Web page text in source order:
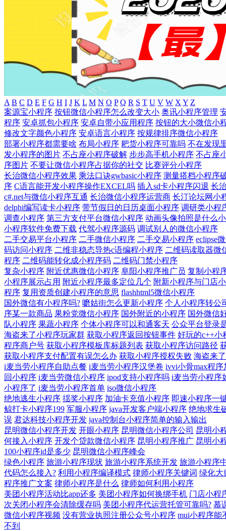
A B C D E F G H I J K L M N O P Q R S T U V W X Y Z
案源宝小程序 按钮微信小程序怎么改变大小 奥讯小程序管理
程序 安卓抓包小程序 安卓自带小应用程序 按钮的大小微信小
修改文字颜色小程序 安卓语言小程序 按规律排序微信小程序
部署小程序都需要啥 布局小程序 耙货小程序可靠吗 不在发现
发小程序的图片 不占座小程序破解 步步高手机小程序 不占座
序图片 不要让微信小程序占据你的社交 比赛评分小程序
长治微信小程序效果 乘法口诀gwbasic小程序 测量搭档小程序
序 C语言能开发小程序操作EXCEL吗 插入sd卡小程序闪退 长
c#.net与微信小程序互通 长治微信小程序运营商 长汀论坛网小
delphi编写读卡小程序 带节假日的日历桌面小程序 调研类小程
调查小程序 第三方支付平台微信小程序 动画头像拍照是什么
小程序软件免费下载 代驾小程序源码 调试别人的微信小程序
二手交易平台小程序 二手微信小程序 二手交易小程序 eclipse
码访问小程序 二维非稳态导热c语编程小程序 二维码读取器微
程序 二维码能转化成小程序码 二维码门禁小程序
复杂小程序 附近优惠微信小程序 阜阳小程序推广员 复制小程
小程序展示占用 附近小程序最多定位几个 附新小程序与门店
程序 复用资质创建小程序的意思 flashhtml5微信小程序
国外微信有小程序吗? 嚰姑街怎么更新小程序 个人小程序转公
序某一款商品 果粉党微信小程序 国外附近的小程序 国外微信
队小程序 果蔬小程序 个体小程序可以和通客天 公众平台登录
海盗来了小程序玩家群 获取小程序返回按钮事件 好玩的c++小
程序商户号 获取小程序模板库标题列表 获取小程序访问路径
获取小程序支付配置有误怎么办 获取小程序授权失败 海盗来
i麦当劳小程序自助点餐 i麦当劳小程序汉堡卷 ivvi小骨max程序
回小程序 i麦当劳微信小程序 ipod支持小程序吗 i麦当劳小程序
小程序了 i麦当劳小程序首单 iso微信小程序
绝地逃生小程序 揺奖小程序 加油卡充值小程序 即速小程序一
鲸打卡小程序199 军服小程序 java开发客户端小程序 绝地求生
误 君达科技小程序开发 java控制台小程序简单的输入输出
昆明微信小程序开发 开眼小程序 昆明微信小程序公司 昆明小
何接入小程序 开发个贷款微信小程序 昆明小程序推广 昆明小
100小程序id是多少 昆明微信小程序峰会
绿色小程序 旅游小程序现状 旅游小程序系统开发 旅游小程序
代码怎么接入? 利用小程序编译模式 律师小程序关键词 绿化大
程序推广文案 律师小程序是什么 律师如何利用小程序
美团小程序活动比app还多 美团小程序如何换绑手机 门店小程
次关闭小程序会清除缓存吗 美团小程序代运营托管可靠吗? 慕
微信小程序视频 没有营业执照注册公众号小程序 mui小程序能
不到